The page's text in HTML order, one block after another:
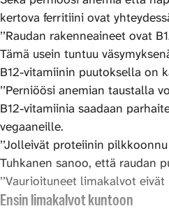
kertova ferritiini ovat
’’Raudan rakenneaineet ovat
Tämä usein tuntuu
B12-vitamiinin puutoksella on
’’Perniöösi anemian taustalla
B12-vitamiinia saadaan
vegaaneille.
’’Jolleivät proteiinin
Tuhkanen sanoo, että raudan
’’Vaurioituneet limakalvot
Ensin limakalvot kuntoon